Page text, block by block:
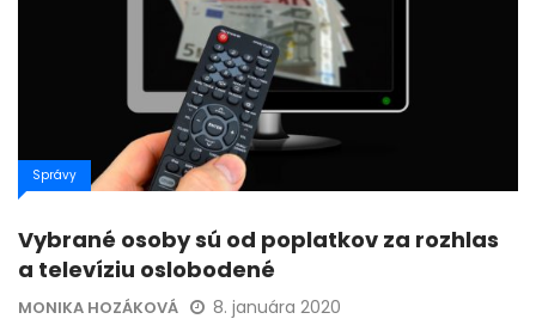
Správy
Vybrané osoby sú od poplatkov za rozhlas
a televíziu oslobodené
MONIKA HOZÁKOVÁ 8. januára 2020